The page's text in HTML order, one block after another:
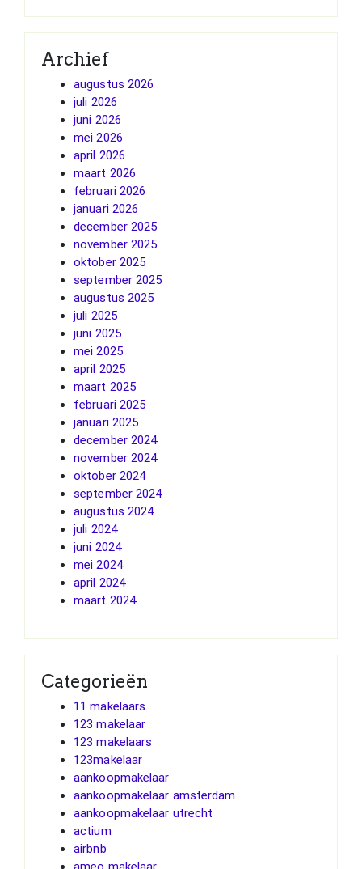
Archief
augustus 2026
juli 2026
juni 2026
mei 2026
april 2026
maart 2026
februari 2026
januari 2026
december 2025
november 2025
oktober 2025
september 2025
augustus 2025
juli 2025
juni 2025
mei 2025
april 2025
maart 2025
februari 2025
januari 2025
december 2024
november 2024
oktober 2024
september 2024
augustus 2024
juli 2024
juni 2024
mei 2024
april 2024
maart 2024
Categorieën
11 makelaars
123 makelaar
123 makelaars
123makelaar
aankoopmakelaar
aankoopmakelaar amsterdam
aankoopmakelaar utrecht
actium
airbnb